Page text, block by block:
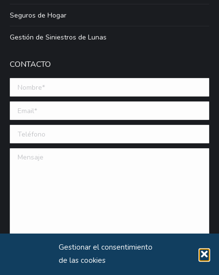
Gestionar el consentimiento
de las cookies
Seguros de Hogar
Gestión de Siniestros de Lunas
CONTACTO
Nombre *
Email (requerido)
Teléfono
Mensaje